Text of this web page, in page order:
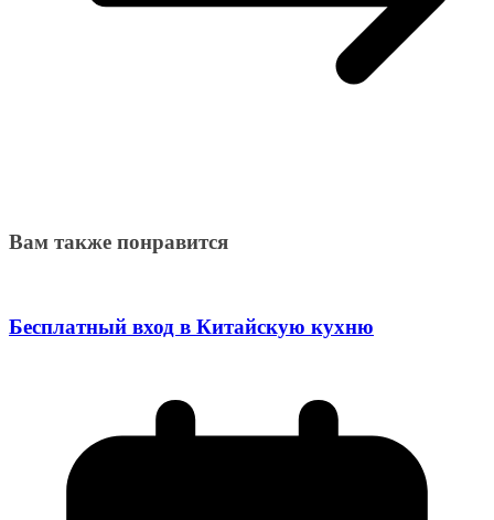
Вам также понравится
Бесплатный вход в Китайскую кухню